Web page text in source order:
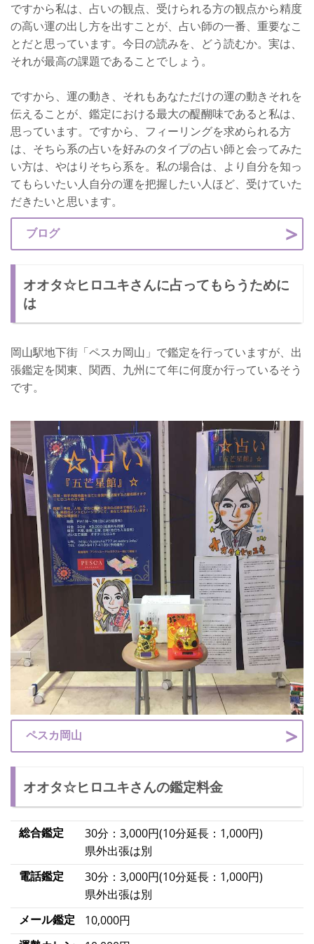
ですから私は、占いの観点、受けられる方の観点から精度
の高い運の出し方を出すことが、占い師の一番、重要なこ
とだと思っています。今日の読みを、どう読むか。実は、
それが最高の課題であることでしょう。
ですから、運の動き、それもあなただけの運の動きそれを
伝えることが、鑑定における最大の醍醐味であると私は、
思っています。ですから、フィーリングを求められる方
は、そちら系の占いを好みのタイプの占い師と会ってみた
い方は、やはりそちら系を。私の場合は、より自分を知っ
てもらいたい人自分の運を把握したい人ほど、受けていた
だきたいと思います。
ブログ
オオタ☆ヒロユキさんに占ってもらうために
は
岡山駅地下街「ペスカ岡山」で鑑定を行っていますが、出
張鑑定を関東、関西、九州にて年に何度か行っているそう
です。
ペスカ岡山
オオタ☆ヒロユキさんの鑑定料金
総合鑑定
30分：3,000円(10分延長：1,000円)
県外出張は別
電話鑑定
30分：3,000円(10分延長：1,000円)
県外出張は別
メール鑑定
10,000円